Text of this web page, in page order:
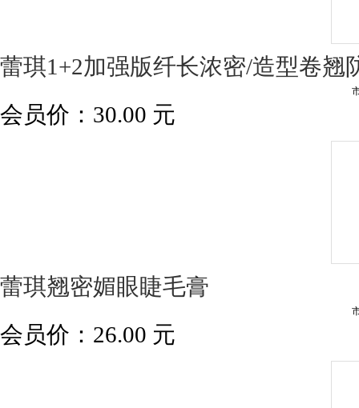
蕾琪1+2加强版纤长浓密/造型卷翘
会员价： 30.00 元
蕾琪翘密媚眼睫毛膏
会员价： 26.00 元